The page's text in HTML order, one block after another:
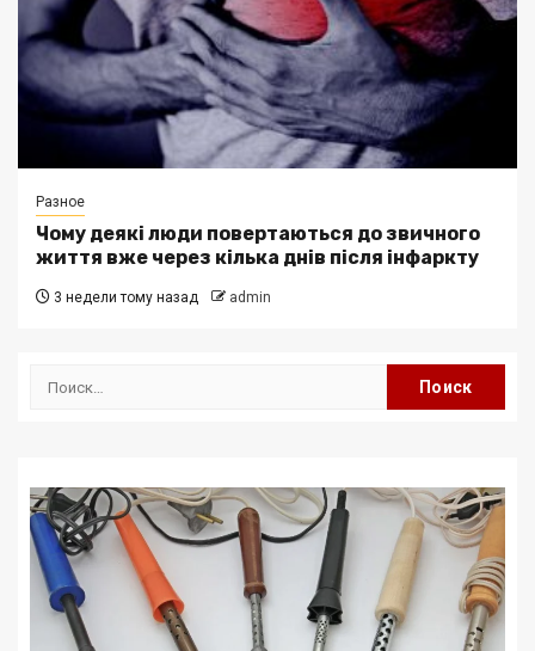
Разное
Чому деякі люди повертаються до звичного
життя вже через кілька днів після інфаркту
3 недели тому назад admin
Найти: